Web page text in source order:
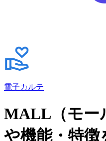
電子カルテ
MALL（モー
や機能・特徴